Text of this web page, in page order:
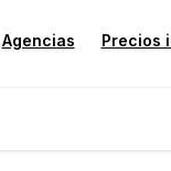
Agencias Precios